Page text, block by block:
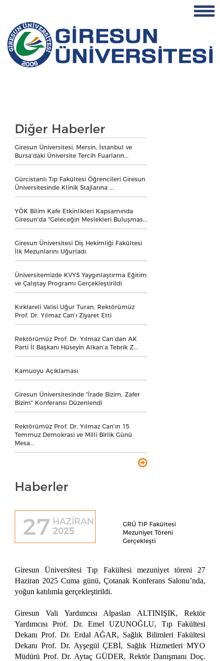
Diğer Haberler
Giresun Üniversitesi, Mersin, İstanbul ve
Bursa'daki Üniversite Tercih Fuarların...
Gürcistanlı Tıp Fakültesi Öğrencileri Giresun
Üniversitesinde Klinik Stajlarına ...
YÖK Bilim Kafe Etkinlikleri Kapsamında
Giresun'da "Geleceğin Meslekleri Buluşmas...
Giresun Üniversitesi Diş Hekimliği Fakültesi
İlk Mezunlarını Uğurladı
Üniversitemizde KVYS Yaygınlaştırma Eğitim
ve Çalıştay Programı Gerçekleştirildi
Kırklareli Valisi Uğur Turan, Rektörümüz
Prof. Dr. Yılmaz Can’ı Ziyaret Etti
Rektörümüz Prof. Dr. Yılmaz Can’dan AK
Parti İl Başkanı Hüseyin Alkan’a Tebrik Z...
Kamuoyu Açıklaması
Giresun Üniversitesinde "İrade Bizim, Zafer
Bizim" Konferansı Düzenlendi
Rektörümüz Prof. Dr. Yılmaz Can'ın 15
Temmuz Demokrasi ve Milli Birlik Günü
Mesa...
Haberler
27 HAZİRAN
2025
GRÜ TIP Fakültesi
Mezuniyet Töreni
Gerçekleşti
Giresun Üniversitesi Tıp Fakültesi mezuniyet töreni 27
Haziran 2025 Cuma günü, Çotanak Konferans Salonu’nda,
yoğun katılımla gerçekleştirildi.
Giresun Vali Yardımcısı Alpaslan ALTINIŞIK, Rektör
Yardımcısı Prof. Dr. Emel UZUNOĞLU, Tıp Fakültesi
Dekanı Prof. Dr. Erdal AĞAR, Sağlık Bilimleri Fakültesi
Dekanı Prof. Dr. Ayşegül ÇEBİ, Sağlık Hizmetleri MYO
Müdürü Prof. Dr. Aytaç GÜDER, Rektör Danışmanı Doç.